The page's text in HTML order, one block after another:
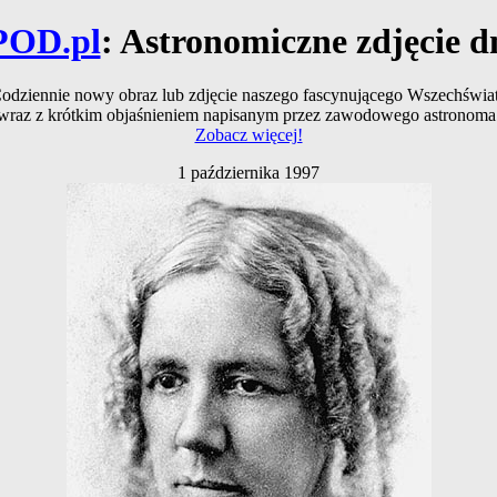
: Astronomiczne zdjęcie
nowy obraz lub zdjęcie naszego fascynującego
z krótkim objaśnieniem napisanym przez zawodowego
Zobacz więcej!
1 października 1997